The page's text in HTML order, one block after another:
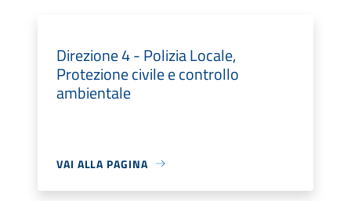
Direzione 4 - Polizia Locale,
Protezione civile e controllo
ambientale
VAI ALLA PAGINA